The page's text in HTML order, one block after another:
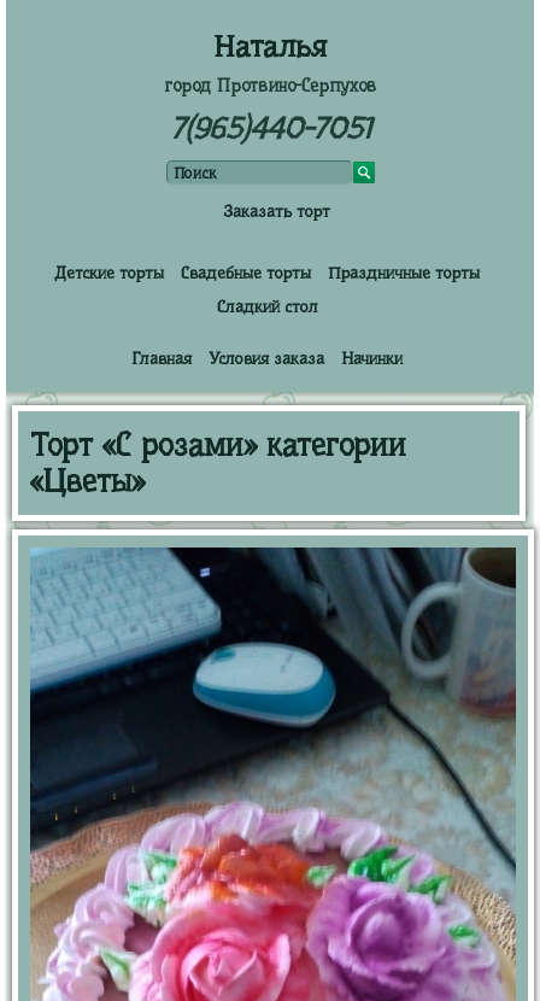
Наталья
город Протвино-Серпухов
7(965)440-7051
Заказать торт
Детские торты Свадебные торты
Праздничные торты
Сладкий стол
Главная Условия заказа Начинки
Торт «С розами» категории
«Цветы»